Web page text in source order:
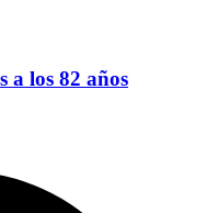
a los 82 años